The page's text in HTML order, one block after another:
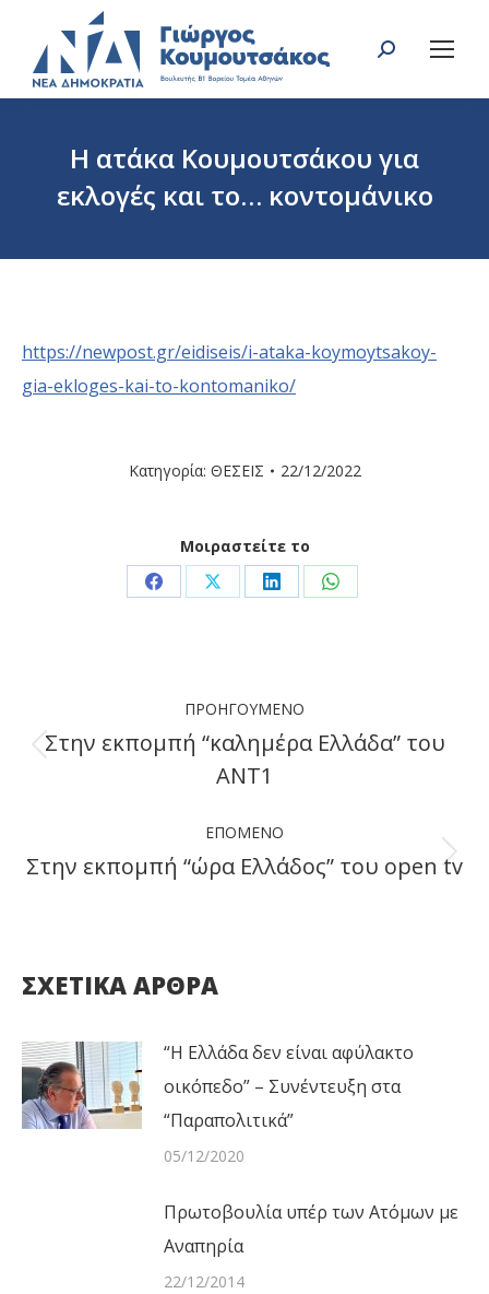
Search:
Η ατάκα Κουμουτσάκου για
εκλογές και το… κοντομάνικο
https://newpost.gr/eidiseis/i-ataka-koymoytsakoy-
gia-ekloges-kai-to-kontomaniko/
Κατηγορία: ΘΕΣΕΙΣ 22/12/2022
Μοιραστείτε το
Share Share Share Share
navigation
ΠΡΟΗΓΟΎΜΕΝΟ
Previous
Στην εκπομπή “καλημέρα Ελλάδα” του
ΑΝΤ1
ΕΠΌΜΕΝΟ
Next
Στην εκπομπή “ώρα Ελλάδος” του open tv
ΣΧΕΤΙΚΑ ΑΡΘΡΑ
“Η Ελλάδα δεν είναι αφύλακτο
οικόπεδο” – Συνέντευξη στα
“Παραπολιτικά”
05/12/2020
Πρωτοβουλία υπέρ των Ατόμων με
Αναπηρία
22/12/2014